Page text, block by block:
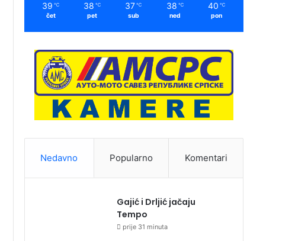
39 ℃
čet
38 ℃
pet
37 ℃
sub
38 ℃
ned
40 ℃
pon
Nedavno Popularno Komentari
Gajić i Drljić jačaju
Tempo
prije 31 minuta